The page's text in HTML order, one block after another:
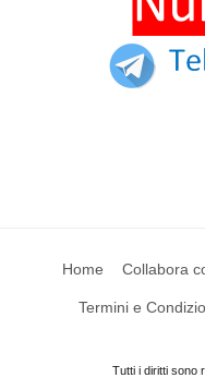
Home Collabora
Termini e
Tutti i diritti sono